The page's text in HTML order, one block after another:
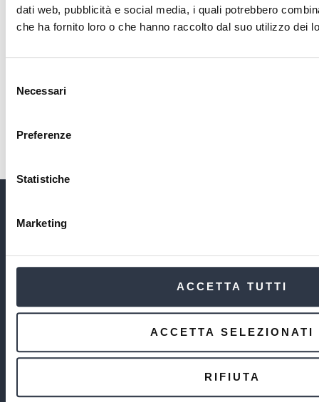
dati web, pubblicità e social media, i quali potrebbero
che ha fornito loro o che hanno raccolto dal suo utilizzo dei
delNecessari
Preferenze
Statistiche
Marketing
ACCETTA TUTTI
ACCETTA SELEZIONATI
RIFIUTA
Aqua
QUICK SERVICE
COOKIE POLICY